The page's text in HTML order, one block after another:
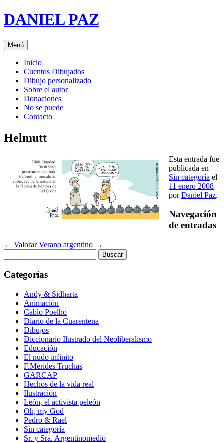
Saltar
al
DANIEL PAZ
Menú
Inicio
Cuentos Dibujados
Dibujo personalizado
Sobre el autor
Donaciones
No se puede
Contacto
Helmutt
Esta entrada fue
publicada en
Sin categoría el
11 enero 2008
porDaniel Paz.
Navegación
de entradas
← Valorar Verano argentino →
Categorías
Andy & Sidharta
Animación
Cablo Poelho
Diario de la Cuarentena
Dibujos
Diccionario Ilustrado del Neoliberalismo
Educación
El nudo infinito
F.Mérides Truchas
GARCAP
Hechos de la vida real
Ilustración
León, el activista peleón
Oh, my God
Pedro & Rael
Sin categoría
Sr. y Sra. Argentinomedio